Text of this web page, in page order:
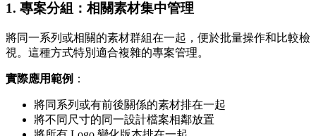
1. 專案分組：相關素材集中管理
將同一系列或相關的素材群組在一起，便於批量操作和比較檢
視。這種方式特別適合複雜的專案管理。
實際應用範例 ：
將同系列或有前後關係的素材排在一起
將不同尺寸的同一設計檔案相鄰放置